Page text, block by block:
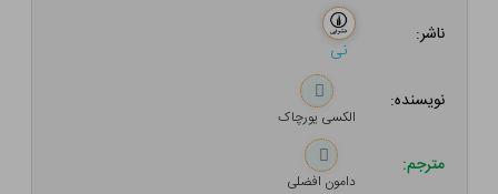
ناشر:
نی
نویسنده:
الکسی یورچاک
مترجم:
دامون افضلی